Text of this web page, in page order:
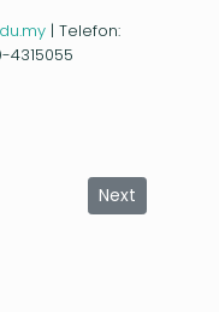
| Telefon:
4315055
DAN
Next article:
Next